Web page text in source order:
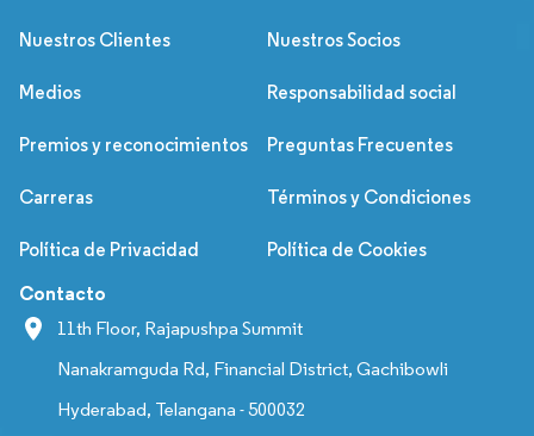
Nuestros Clientes Nuestros Socios
Medios Responsabilidad social
Premios y reconocimientos Preguntas Frecuentes
Carreras Términos y Condiciones
Política de Privacidad Política de Cookies
Contacto
11th Floor, Rajapushpa Summit
Nanakramguda Rd, Financial District, Gachibowli
Hyderabad, Telangana - 500032